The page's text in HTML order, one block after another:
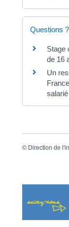
Questions
Stage
de 16
Un
© Direction de